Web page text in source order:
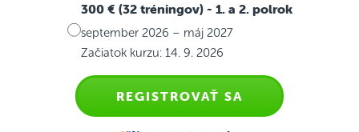
300 € (32 tréningov) - 1. a 2. polrok
september 2026 – máj 2027
Začiatok kurzu: 14. 9. 2026
REGISTROVAŤ SA